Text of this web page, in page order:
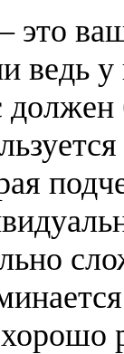
это
ведь у